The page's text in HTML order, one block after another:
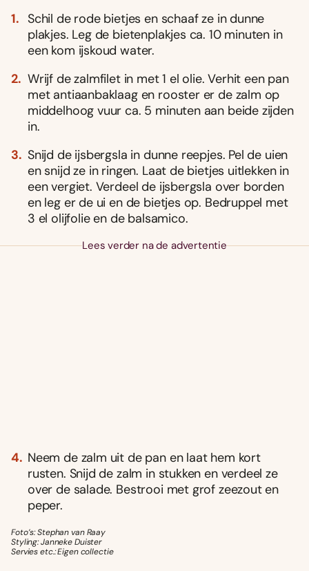
Schil de rode bietjes en schaaf ze in dunne
plakjes. Leg de bietenplakjes ca. 10 minuten in
een kom ijskoud water.
Wrijf de zalmfilet in met 1 el olie. Verhit een pan
met antiaanbaklaag en rooster er de zalm op
middelhoog vuur ca. 5 minuten aan beide zijden
in.
Snijd de ijsbergsla in dunne reepjes. Pel de uien
en snijd ze in ringen. Laat de bietjes uitlekken in
een vergiet. Verdeel de ijsbergsla over borden
en leg er de ui en de bietjes op. Bedruppel met
3 el olijfolie en de balsamico.
Lees verder na de advertentie
Neem de zalm uit de pan en laat hem kort
rusten. Snijd de zalm in stukken en verdeel ze
over de salade. Bestrooi met grof zeezout en
peper.
Foto’s: Stephan van Raay
Styling: Janneke Duister
Servies etc.: Eigen collectie